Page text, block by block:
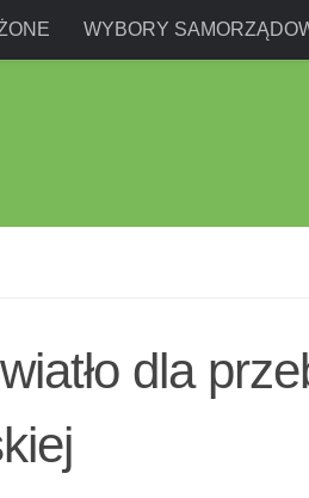
WYBORY
dla